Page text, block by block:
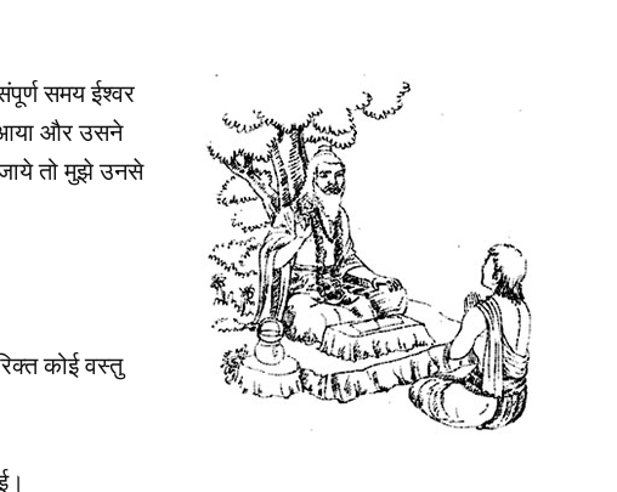
समय ईश्‍वर
और उसने
तो मुझे उनसे
कोई वस्‍तु